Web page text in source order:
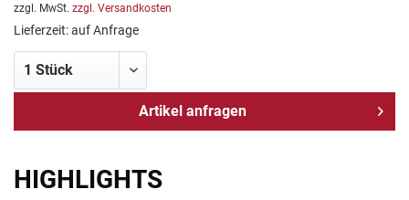
zzgl. MwSt. zzgl. Versandkosten
Lieferzeit: auf Anfrage
Artikel anfragen
HIGHLIGHTS